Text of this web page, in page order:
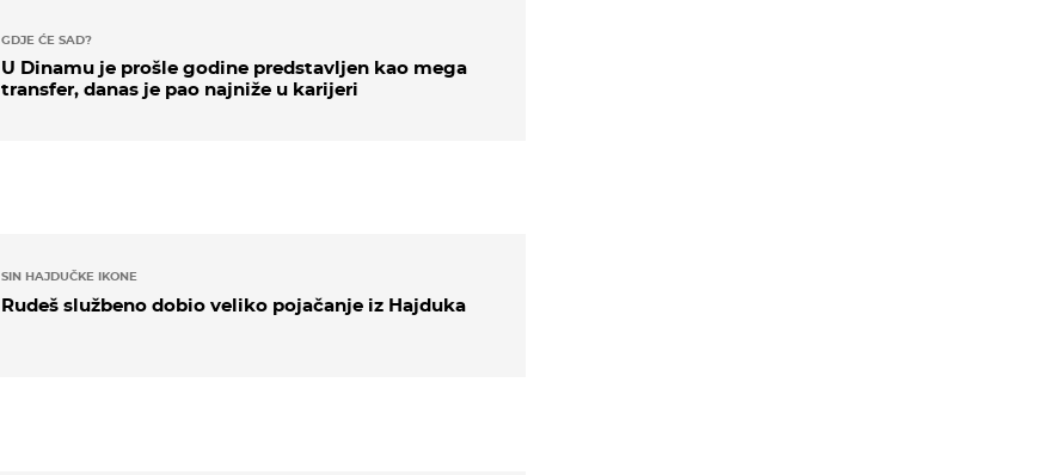
GDJE ĆE SAD?
U Dinamu je prošle godine predstavljen kao mega
transfer, danas je pao najniže u karijeri
SIN HAJDUČKE IKONE
Rudeš službeno dobio veliko pojačanje iz Hajduka